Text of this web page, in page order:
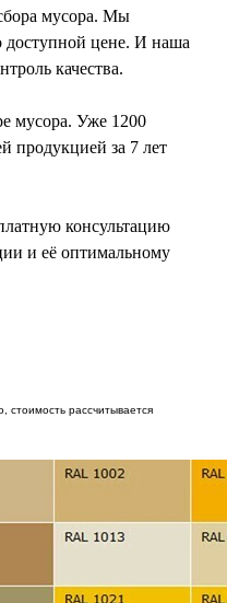
мусора. Мы
доступной цене. И наша
качества.
мусора. Уже 1200
продукцией за 7 лет
консультацию
и её оптимальному
стоимость рассчитывается